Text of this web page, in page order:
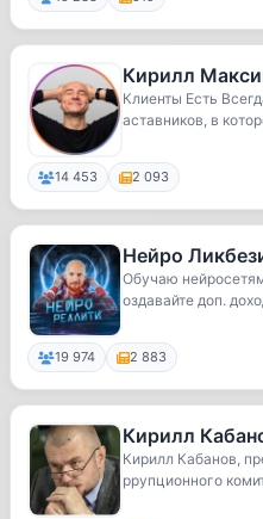
Кирилл
Клиенты Есть
аставников, в
14 453 2 093
Нейро
Обучаю
оздавайте доп.
19 974 2 883
Кирилл
Кирилл Кабанов,
ррупционного